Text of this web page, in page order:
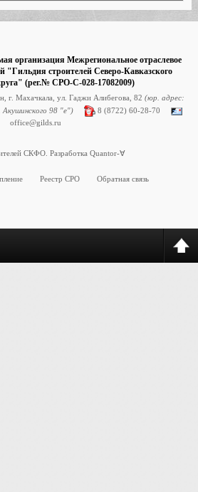
организация Межрегиональное отраслевое
"Гильдия строителей Северо-Кавказского
(рег.№ СРО-С-028-17082009)
г. Махачкала, ул. Гаджи Алибегова, 82(юр. адрес:
Акушинского 98 "е")
8 (8722) 60-28-70
office@gilds.ru
СКФО. Разработка Quantor-∀
Реестр СРО
Обратная связь